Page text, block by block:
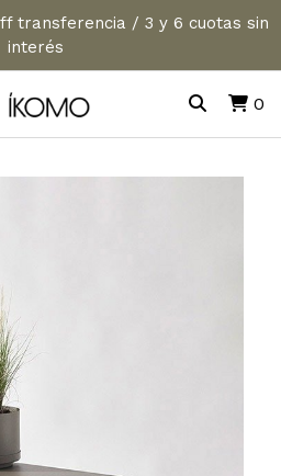
transferencia / 3 y 6 cuotas sin
interés
0